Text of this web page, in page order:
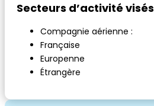
Secteurs d’activité visés
Compagnie aérienne :
Française
Europenne
Étrangère